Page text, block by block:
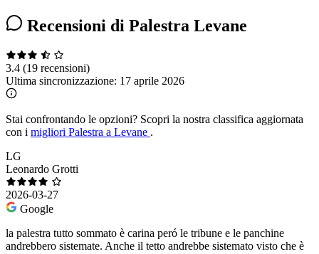
Recensioni di Palestra Levane
3.4 (19 recensioni)
Ultima sincronizzazione: 17 aprile 2026
Stai confrontando le opzioni? Scopri la nostra classifica aggiornata
con i migliori Palestra a Levane .
LG
Leonardo Grotti
2026-03-27
Google
la palestra tutto sommato è carina peró le tribune e le panchine
andrebbero sistemate. Anche il tetto andrebbe sistemato visto che è